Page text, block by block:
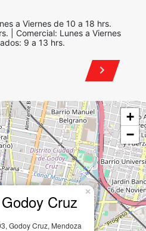
a Viernes de 10 a 18 hrs.
| Comercial: Lunes a Viernes
9 a 13 hrs.
Cruz
Godoy Cruz, Mendoza
×
+
−